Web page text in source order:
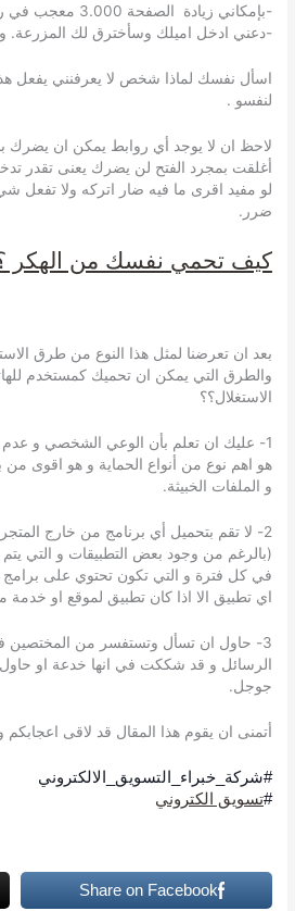
-بإمكاني زيادة الصفحة 3.000 معجب في ربع ساعه.
-دعني ادخل اميلك وسأخترق لك المزرعة.
اسأل نفسك لماذا شخص لا يعرفنني يفعل هذا
لنفسو .
لاحظ ان لا يوجد أي روابط يمكن ان يضرك
أغلقت بمجرد الفتح لن يضرك يعنى تقدر
لو مفيد اقرى ما فيه ضار اتركه ولا تفعل
ضرر.
كيف تحمي نفسك من الهكر ؟
بعد ان تعرضنا لمثل هذا النوع من طرق
والطرق التي يمكن ان تحميك كمستخدم
الاستغلال؟؟
1- عليك ان تعلم بأن الوعي الشخصي و عدم
هو اهم نوع من أنواع الحماية و هو اقوى من
و الملفات الخبيثة.
2- لا تقم بتحميل أي برنامج من خارج
(بالرغم من وجود بعض التطبيقات و التي
في كل فترة و التي تكون تحتوي على برامج
اي تطبيق الا اذا كان تطبيق لموقع او خدمة
3- حاول ان تسأل وتستفسر من المختصين
الرسائل و قد شككت في انها خدعة او
جوجل.
أتمنى ان يقوم هذا المقال قد لاقى اعجابكم
#شركة_خبراء_التسويق_الالكتروني
#تسويق الكتروني
Share on Facebook